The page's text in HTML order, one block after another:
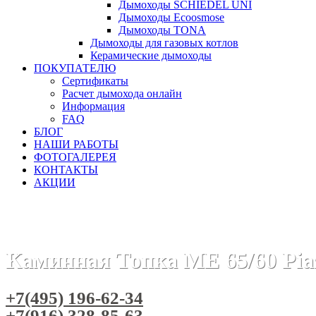
Дымоходы SCHIEDEL UNI
Дымоходы Ecoosmose
Дымоходы TONA
Дымоходы для газовых котлов
Керамические дымоходы
ПОКУПАТЕЛЮ
Сертификаты
Расчет дымохода онлайн
Информация
FAQ
БЛОГ
НАШИ РАБОТЫ
ФОТОГАЛЕРЕЯ
КОНТАКТЫ
АКЦИИ
Каминная Топка ME 65/60
+7(495) 196-62-34